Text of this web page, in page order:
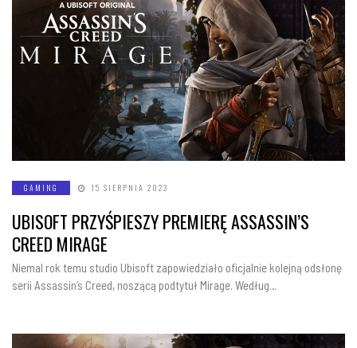
GAMING 15 SIERPNIA 2023
UBISOFT PRZYŚPIESZY PREMIERĘ ASSASSIN’S
CREED MIRAGE
Niemal rok temu studio Ubisoft zapowiedziało oficjalnie kolejną odsłonę
serii Assassin’s Creed, noszącą podtytuł Mirage. Według…